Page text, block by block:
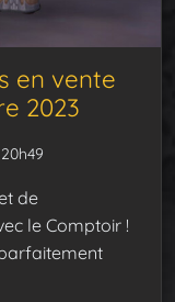
en vente
2023
de
le Comptoir !